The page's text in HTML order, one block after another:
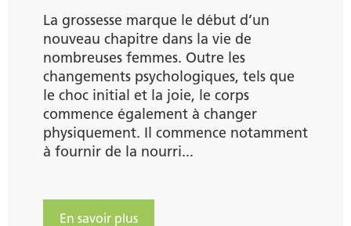
La grossesse marque le début d’un
nouveau chapitre dans la vie de
nombreuses femmes. Outre les
changements psychologiques, tels que
le choc initial et la joie, le corps
commence également à changer
physiquement. Il commence notamment
à fournir de la nourri...
En savoir plus